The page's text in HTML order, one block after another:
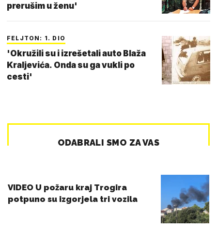
prerušim u ženu'
FELJTON: 1. DIO
'Okružili su i izrešetali auto Blaža
Kraljevića. Onda su ga vukli po
cesti'